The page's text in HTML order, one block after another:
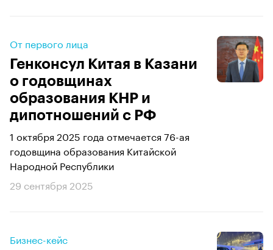
От первого лица
Генконсул Китая в Казани
о годовщинах
образования КНР и
дипотношений с РФ
1 октября 2025 года отмечается 76-ая
годовщина образования Китайской
Народной Республики
29 сентября 2025
Бизнес-кейс